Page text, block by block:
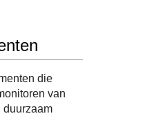
die
van
duurzaam